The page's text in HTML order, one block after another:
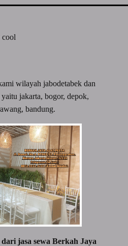
cool
wilayah jabodetabek dan
jakarta, bogor, depok,
bandung.
jasa sewa Berkah Jaya